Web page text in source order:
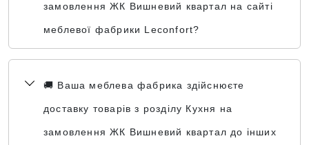
замовлення ЖК Вишневий квартал на сайті
меблевої фабрики Leconfort?
🚚 Ваша меблева фабрика здійснюєте
доставку товарів з розділу Кухня на
замовлення ЖК Вишневий квартал до інших